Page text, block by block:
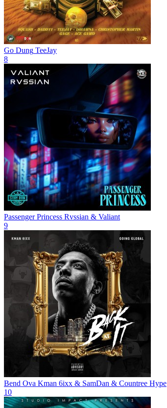
Go Dung TeeJay
8
Passenger Princess Rvssian & Valiant
9
Bend Ova Kman 6ixx & SamDan & Countree Hype
10